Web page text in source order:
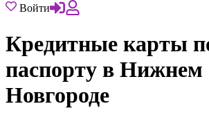
Войти
Кредитные карты
паспорту в Нижнем
Новгороде